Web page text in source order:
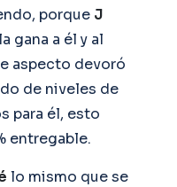
porque J
gana a él y al
aspecto devoró
de niveles de
para él, esto
entregable.
lo mismo que se